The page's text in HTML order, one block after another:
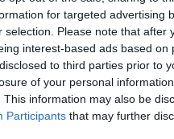
for targeted advertising
selection. Please note that
interest-based ads based
to third parties prior to
of your personal
This information may also be
Participants that may further
e
costruire
e supportata da
l’intero percorso
fino alla gestione
comprende sia